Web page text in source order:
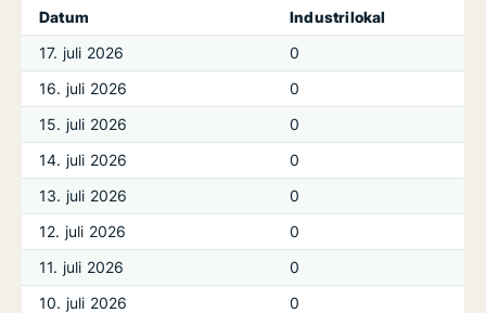
Datum
Industrilokal
17. juli 2026
0
16. juli 2026
0
15. juli 2026
0
14. juli 2026
0
13. juli 2026
0
12. juli 2026
0
11. juli 2026
0
10. juli 2026
0